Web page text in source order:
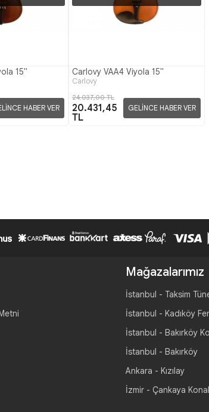
15"
HABER VER
Carlovy VAA4 Viyola 15"
Carlovy
24.037,00 TL
20.431,45
TL
GELİNCE HABER VER
Mağazalarımız
İstanbul - Taksim
İstanbul - Kadıköy
İstanbul - Bakırköy
İstanbul - Bakırköy
Ankara - Kızılay
İzmir - Çankaya